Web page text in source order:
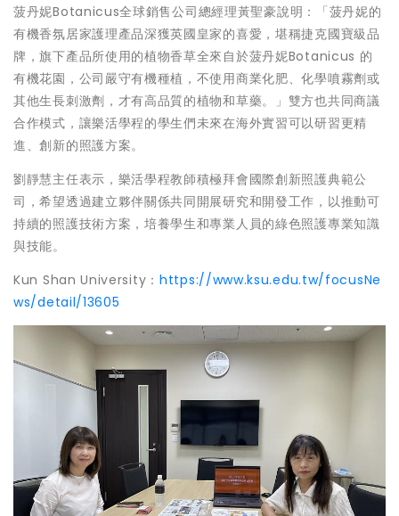
菠丹妮Botanicus全球銷售公司總經理黃聖豪說明：「菠丹妮的
有機香氛居家護理產品深獲英國皇家的喜愛，堪稱捷克國寶級品
牌，旗下產品所使用的植物香草全來自於菠丹妮Botanicus 的
有機花園，公司嚴守有機種植，不使用商業化肥、化學噴霧劑或
其他生長刺激劑，才有高品質的植物和草藥。」雙方也共同商議
合作模式，讓樂活學程的學生們未來在海外實習可以研習更精
進、創新的照護方案。
劉靜慧主任表示，樂活學程教師積極拜會國際創新照護典範公
司，希望透過建立夥伴關係共同開展研究和開發工作，以推動可
持續的照護技術方案，培養學生和專業人員的綠色照護專業知識
與技能。
Kun Shan University： https://www.ksu.edu.tw/focusNe
ws/detail/13605